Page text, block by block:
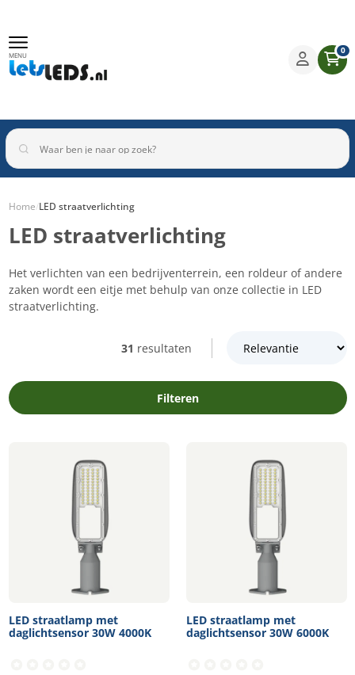
MENU 0
Binnenverlichting Buitenverlichting
Home/LED straatverlichting
LED straatverlichting
Het verlichten van een bedrijventerrein, een roldeur of andere
zaken wordt een eitje met behulp van onze collectie in LED
straatverlichting.
31 resultaten
Filteren
LED straatlamp met
daglichtsensor 30W 4000K
LED straatlamp met
daglichtsensor 30W 6000K